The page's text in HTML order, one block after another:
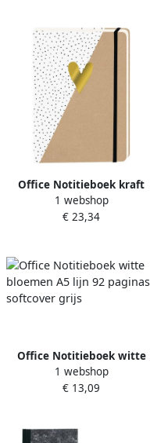
Office Notitieboek kraft
gouden hart A5 lijn 92
pagina's softcover
1 webshop
€ 23,34
Office Notitieboek witte
bloemen A5 lijn 92 paginas
softcover grijs
1 webshop
€ 13,09